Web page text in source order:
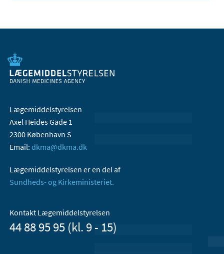
Lægemiddelstyrelsen
Axel Heides Gade 1
2300 København S
Email: dkma@dkma.dk
Lægemiddelstyrelsen er en del af
Sundheds- og Kirkeministeriet.
Kontakt Lægemiddelstyrelsen
44 88 95 95 (kl. 9 - 15)